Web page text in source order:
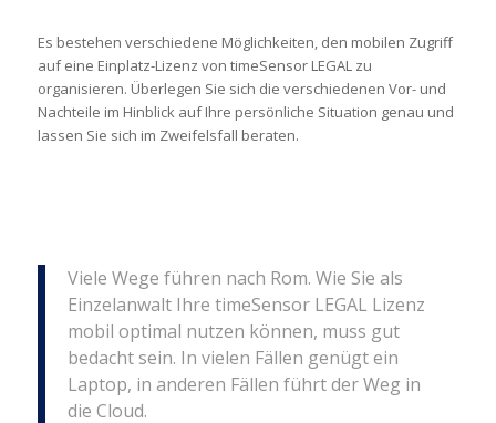
Es bestehen verschiedene Möglichkeiten, den mobilen Zugriff
auf eine Einplatz-Lizenz von timeSensor LEGAL zu
organisieren. Überlegen Sie sich die verschiedenen Vor- und
Nachteile im Hinblick auf Ihre persönliche Situation genau und
lassen Sie sich im Zweifelsfall beraten.
Viele Wege führen nach Rom. Wie Sie als
Einzelanwalt Ihre timeSensor LEGAL Lizenz
mobil optimal nutzen können, muss gut
bedacht sein. In vielen Fällen genügt ein
Laptop, in anderen Fällen führt der Weg in
die Cloud.